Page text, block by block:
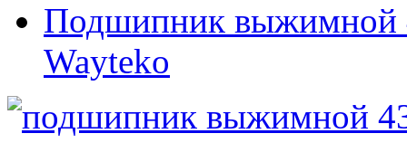
Подшипник выжимной
Wayteko